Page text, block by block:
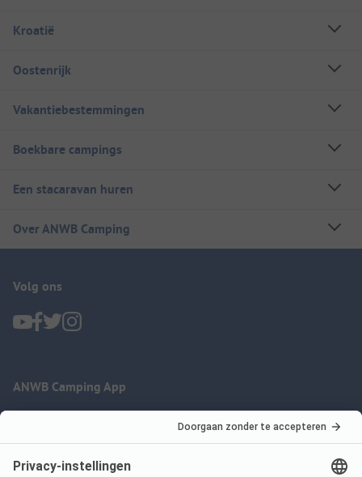
Kroatië
Oostenrijk
Vakantiebestemmingen
Boekbare campings
Een stacaravan huren
Over ANWB Camping
Volg ons
ANWB Camping App